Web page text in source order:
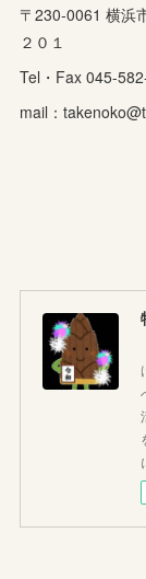
〒230-0061 横浜
２０１
Tel・Fax 045-
mail：